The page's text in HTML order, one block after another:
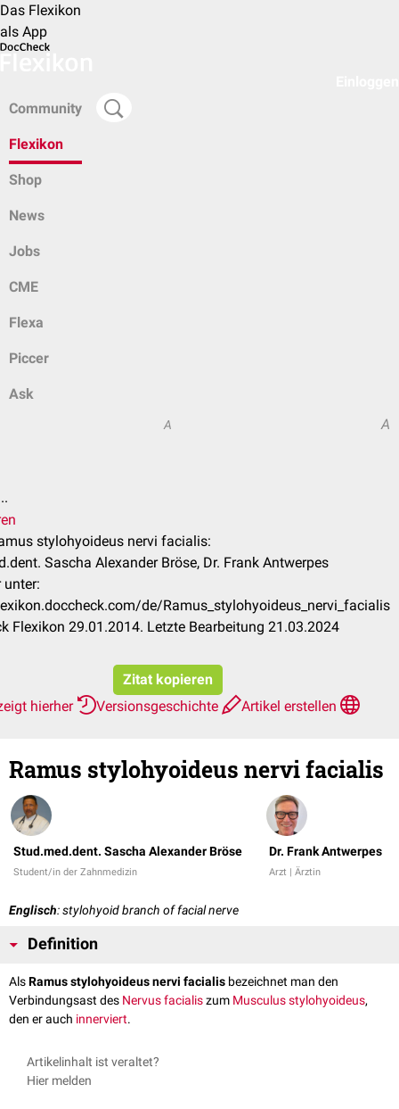
Das Flexikon
als App
Community
Flexikon
Shop
News
Jobs
CME
Flexa
Piccer
Ask
A A
stylohyoideus nervi facialis:
Sascha Alexander Bröse, Dr. Frank Antwerpes
de/Ramus_stylohyoideus_nervi_facialis
Flexikon 29.01.2014. Letzte Bearbeitung 21.03.2024
Zitat kopieren
hierher
Versionsgeschichte Artikel erstellen
Ramus stylohyoideus nervi facialis
Stud.med.dent. Sascha Alexander Bröse
Student/in der Zahnmedizin
Dr. Frank Antwerpes
Arzt | Ärztin
Englisch: stylohyoid branch of facial nerve
Definition
AlsRamus stylohyoideus nervi facialis bezeichnet man den
Verbindungsast des Nervus facialiszum Musculus stylohyoideus,
den er auch innerviert.
Artikelinhalt ist veraltet?
Hier melden